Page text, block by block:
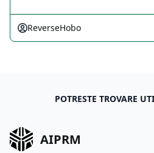
ReverseHobo
POTRESTE TROVARE
AIPRM